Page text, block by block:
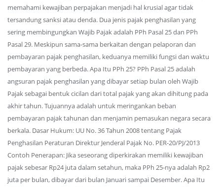
memahami kewajiban perpajakan menjadi hal krusial agar tidak
tersandung sanksi atau denda. Dua jenis pajak penghasilan yang
sering membingungkan Wajib Pajak adalah PPh Pasal 25 dan PPh
Pasal 29. Meskipun sama-sama berkaitan dengan pelaporan dan
pembayaran pajak penghasilan, keduanya memiliki fungsi dan waktu
pembayaran yang berbeda. Apa Itu PPh 25? PPh Pasal 25 adalah
angsuran pajak penghasilan yang dibayar setiap bulan oleh Wajib
Pajak sebagai bentuk cicilan dari total pajak yang akan dihitung pada
akhir tahun. Tujuannya adalah untuk meringankan beban
pembayaran pajak tahunan dan menjamin pemasukan negara secara
berkala. Dasar Hukum: UU No. 36 Tahun 2008 tentang Pajak
Penghasilan Peraturan Direktur Jenderal Pajak No. PER-20/PJ/2013
Contoh Penerapan: Jika seseorang diperkirakan memiliki kewajiban
pajak sebesar Rp24 juta dalam setahun, maka PPh 25-nya adalah Rp2
juta per bulan, dibayar dari bulan Januari sampai Desember. Apa Itu